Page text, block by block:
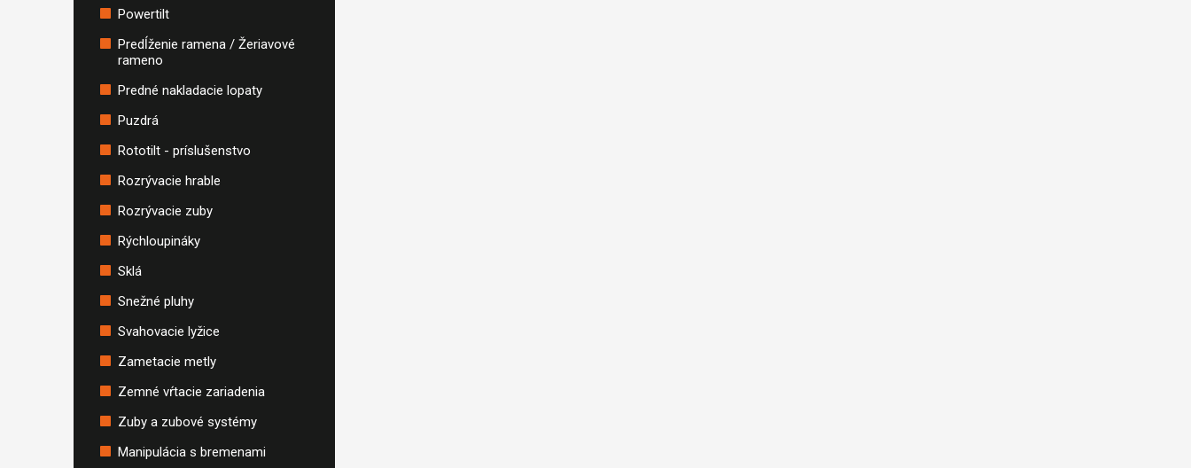
Powertilt
Predĺženie ramena / Žeriavové
rameno
Predné nakladacie lopaty
Puzdrá
Rototilt - príslušenstvo
Rozrývacie hrable
Rozrývacie zuby
Rýchloupináky
Sklá
Snežné pluhy
Svahovacie lyžice
Zametacie metly
Zemné vŕtacie zariadenia
Zuby a zubové systémy
Manipulácia s bremenami